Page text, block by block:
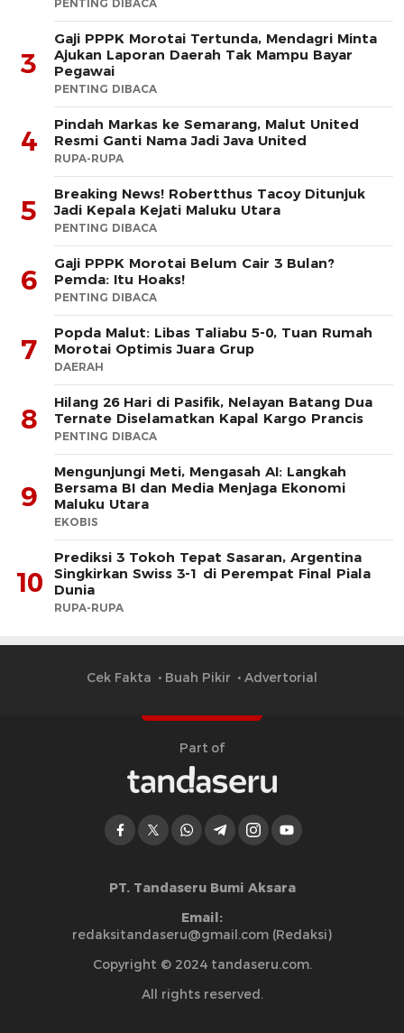
PENTING DIBACA
3
Gaji PPPK Morotai Tertunda, Mendagri Minta
Ajukan Laporan Daerah Tak Mampu Bayar
Pegawai
PENTING DIBACA
4
Pindah Markas ke Semarang, Malut United
Resmi Ganti Nama Jadi Java United
RUPA-RUPA
5
Breaking News! Robertthus Tacoy Ditunjuk
Jadi Kepala Kejati Maluku Utara
PENTING DIBACA
6
Gaji PPPK Morotai Belum Cair 3 Bulan?
Pemda: Itu Hoaks!
PENTING DIBACA
7
Popda Malut: Libas Taliabu 5-0, Tuan Rumah
Morotai Optimis Juara Grup
DAERAH
8
Hilang 26 Hari di Pasifik, Nelayan Batang Dua
Ternate Diselamatkan Kapal Kargo Prancis
PENTING DIBACA
9
Mengunjungi Meti, Mengasah AI: Langkah
Bersama BI dan Media Menjaga Ekonomi
Maluku Utara
EKOBIS
10
Prediksi 3 Tokoh Tepat Sasaran, Argentina
Singkirkan Swiss 3-1 di Perempat Final Piala
Dunia
RUPA-RUPA
Cek Fakta Buah Pikir Advertorial
Part of
PT. Tandaseru Bumi Aksara
Email:
redaksitandaseru@gmail.com (Redaksi)
Copyright © 2024 tandaseru.com.
All rights reserved.